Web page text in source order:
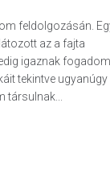
feldolgozásán.
az a fajta
igaznak
tekintve ugyanúgy